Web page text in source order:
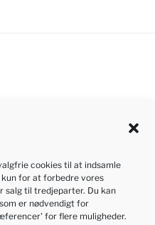
cookies til at indsamle
for at forbedre vores
salg til tredjeparter. Du kan
er nødvendigt for
for flere muligheder.
af dansk
er kun
at opdatere siden når